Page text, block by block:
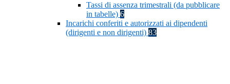
Tassi di assenza trimestrali (da pubblicare
in tabelle) 6
Incarichi conferiti e autorizzati ai dipendenti
(dirigenti e non dirigenti) 83